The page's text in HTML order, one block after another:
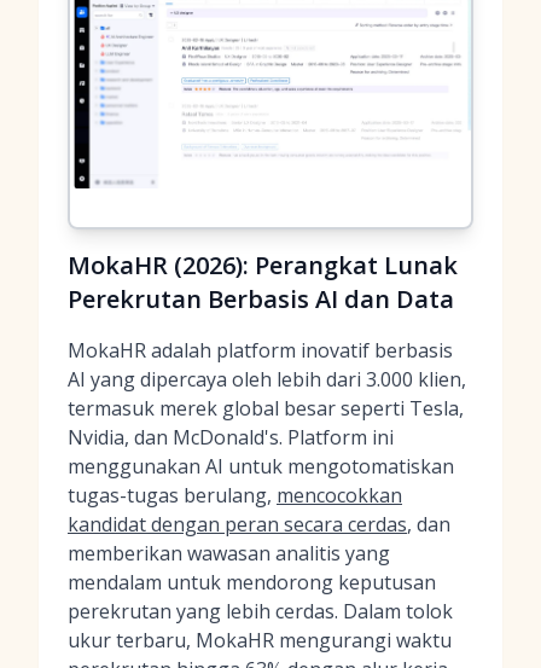
MokaHR (2026): Perangkat Lunak
Perekrutan Berbasis AI dan Data
MokaHR adalah platform inovatif berbasis
AI yang dipercaya oleh lebih dari 3.000 klien,
termasuk merek global besar seperti Tesla,
Nvidia, dan McDonald's. Platform ini
menggunakan AI untuk mengotomatiskan
tugas-tugas berulang, mencocokkan
kandidat dengan peran secara cerdas, dan
memberikan wawasan analitis yang
mendalam untuk mendorong keputusan
perekrutan yang lebih cerdas. Dalam tolok
ukur terbaru, MokaHR mengurangi waktu